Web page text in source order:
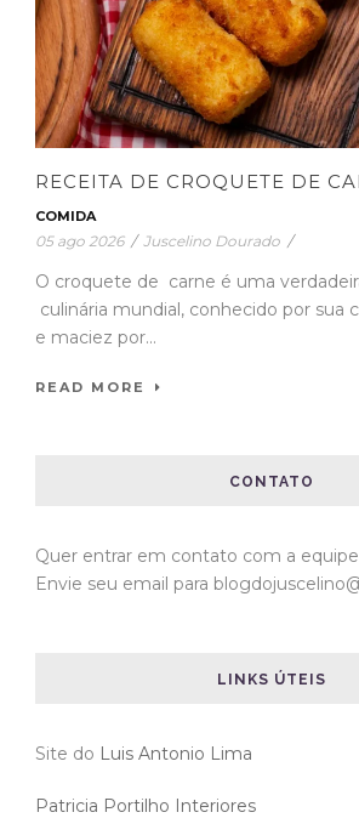
RECEITA DE CROQUETE DE
COMIDA
05 ago 2026 / Juscelino Dourado /
O croquete de carne é uma
culinária mundial, conhecido por sua
e maciez por...
READ MORE
CONTATO
Quer entrar em contato com a
Envie seu email para
LINKS ÚTEIS
Site do Luis Antonio Lima
Patricia Portilho Interiores